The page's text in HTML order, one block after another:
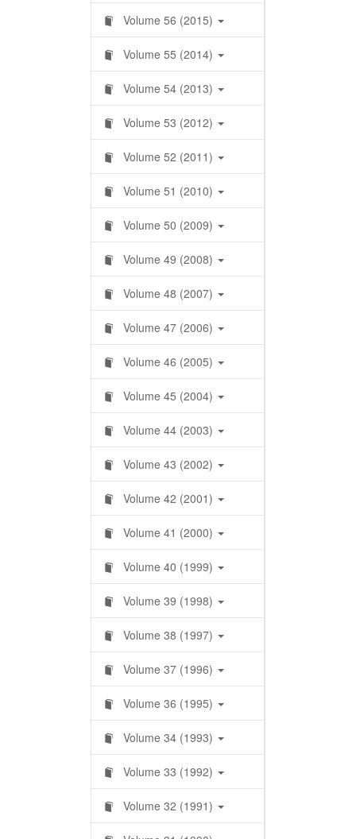
Volume 56 (2015)
Volume 55 (2014)
Volume 54 (2013)
Volume 53 (2012)
Volume 52 (2011)
Volume 51 (2010)
Volume 50 (2009)
Volume 49 (2008)
Volume 48 (2007)
Volume 47 (2006)
Volume 46 (2005)
Volume 45 (2004)
Volume 44 (2003)
Volume 43 (2002)
Volume 42 (2001)
Volume 41 (2000)
Volume 40 (1999)
Volume 39 (1998)
Volume 38 (1997)
Volume 37 (1996)
Volume 36 (1995)
Volume 34 (1993)
Volume 33 (1992)
Volume 32 (1991)